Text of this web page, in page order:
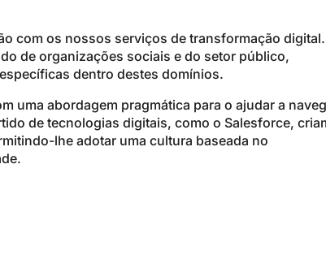
com os nossos serviços de transformação
de organizações sociais e do setor público,
dentro destes domínios.
uma abordagem pragmática para o ajudar a
de tecnologias digitais, como o Salesforce,
lhe adotar uma cultura baseada no